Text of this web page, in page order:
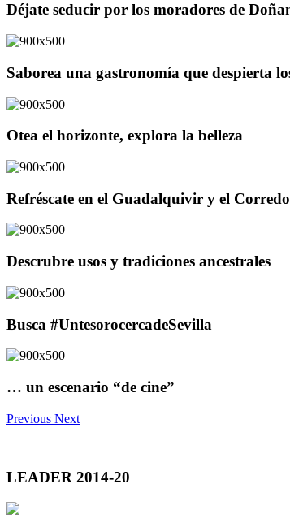
Déjate seducir por los moradores de
Saborea una gastronomía que despierta
Otea el horizonte, explora la belleza
Refréscate en el Guadalquivir y el
Descrubre usos y tradiciones ancestrales
Busca #UntesorocercadeSevilla
… un escenario “de cine”
Previous Next
LEADER 2014-20